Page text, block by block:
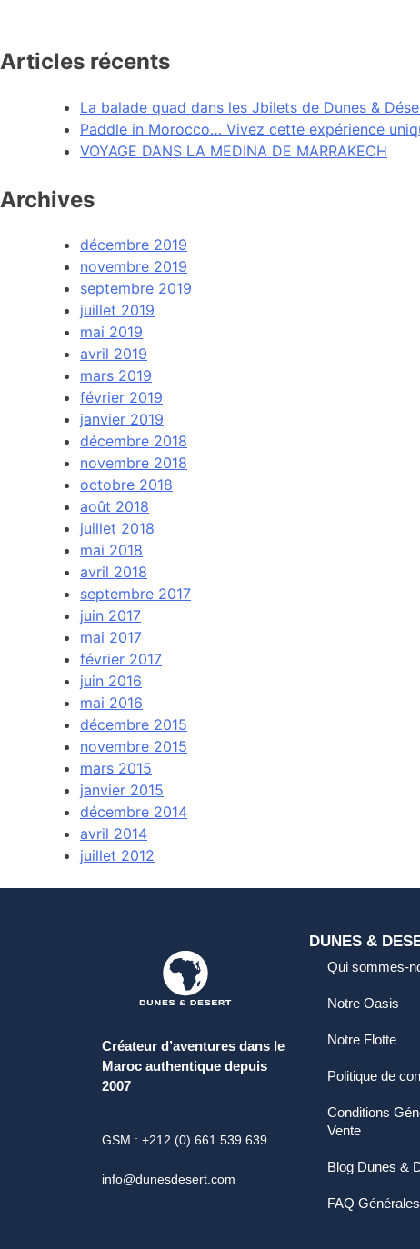
Articles récents
La balade quad dans les Jbilets de Dunes &
Paddle in Morocco… Vivez cette expérience
VOYAGE DANS LA MEDINA DE MARRAKECH
Archives
décembre 2019
novembre 2019
septembre 2019
juillet 2019
mai 2019
avril 2019
mars 2019
février 2019
janvier 2019
décembre 2018
novembre 2018
octobre 2018
août 2018
juillet 2018
mai 2018
avril 2018
septembre 2017
juin 2017
mai 2017
février 2017
juin 2016
mai 2016
décembre 2015
novembre 2015
mars 2015
janvier 2015
décembre 2014
avril 2014
juillet 2012
Créateur d’aventures dans le
Maroc authentique depuis
2007
GSM : +212 (0) 661 539 639
info@dunesdesert.com
DUNES &
Qui sommes-
Notre Oasis
Notre Flotte
Politique de
Conditions
Vente
Blog Dunes &
FAQ Générales